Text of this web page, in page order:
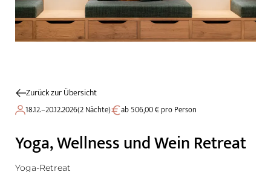
Zurück zur Übersicht
18.12.–20.12.2026(2 Nächte) ab 506,00 € pro Person
Yoga, Wellness und Wein Retreat
Yoga-Retreat